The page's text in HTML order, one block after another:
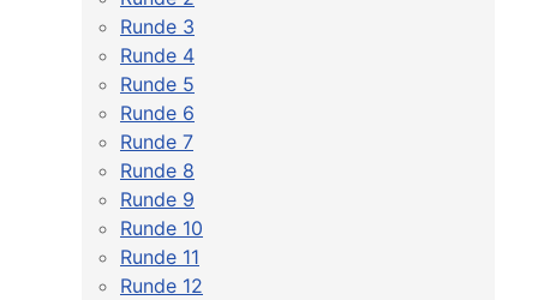
Runde 3
Runde 4
Runde 5
Runde 6
Runde 7
Runde 8
Runde 9
Runde 10
Runde 11
Runde 12